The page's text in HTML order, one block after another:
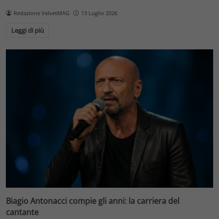
Redazione VelvetMAG 13 Luglio 2026
Leggi di più
Biagio Antonacci compie gli anni: la carriera del
cantante